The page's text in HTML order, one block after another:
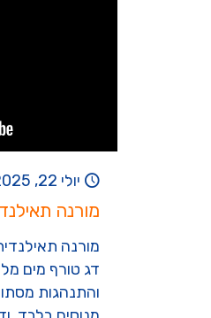
יולי 22, 2025
מורנה
דג טורף מים
והתנהגות